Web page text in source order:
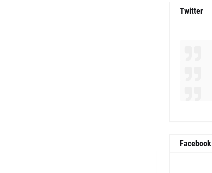
Twitter
Facebook